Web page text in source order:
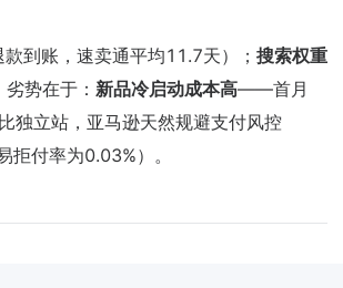
款到账，速卖通平均11.7天）； 搜索权重
势在于： 新品冷启动成本高——首月
独立站，亚马逊天然规避支付风控
付率为0.03%）。